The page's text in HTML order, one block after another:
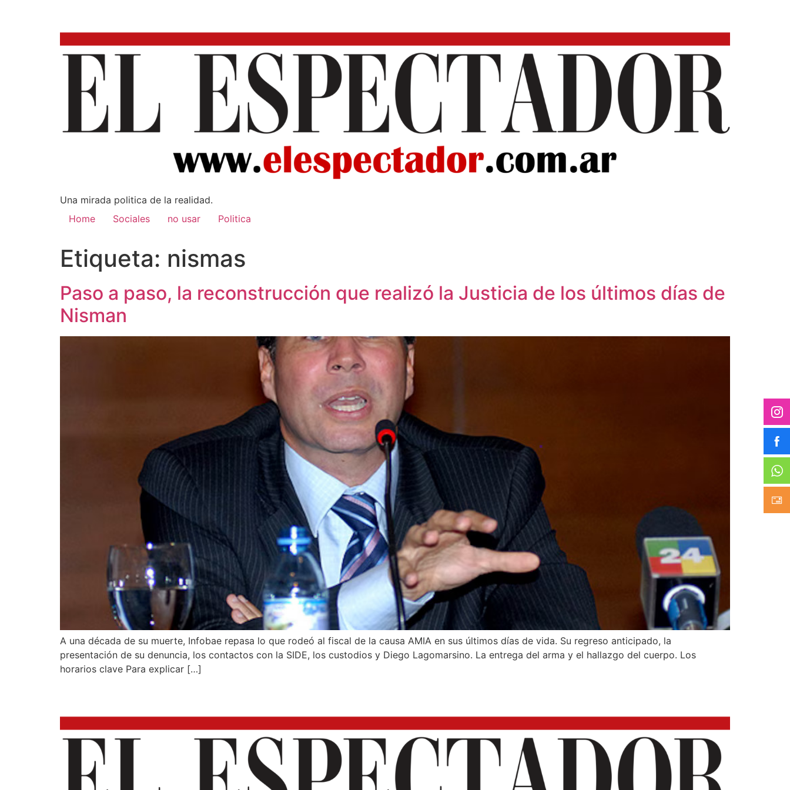
Una mirada poli­tica de la realidad.
Home
Sociales no usar Politica
Etiqueta: nismas
Paso a paso, la reconstrucción que realizó la Justicia de los últimos días de
Nisman
A una década de su muerte, Infobae repasa lo que rodeó al fiscal de la causa AMIA en sus últimos días de vida. Su regreso anticipado, la
presentación de su denuncia, los contactos con la SIDE, los custodios y Diego Lagomarsino. La entrega del arma y el hallazgo del cuerpo. Los
horarios clave Para explicar […]